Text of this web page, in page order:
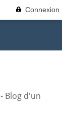
Connexion
Blog d'un